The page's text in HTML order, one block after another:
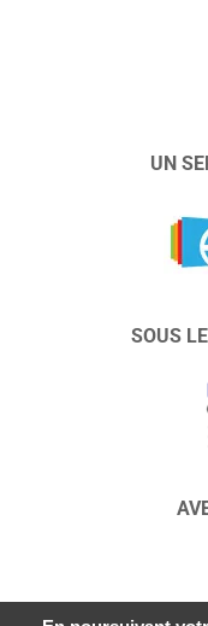
UN
SOUS